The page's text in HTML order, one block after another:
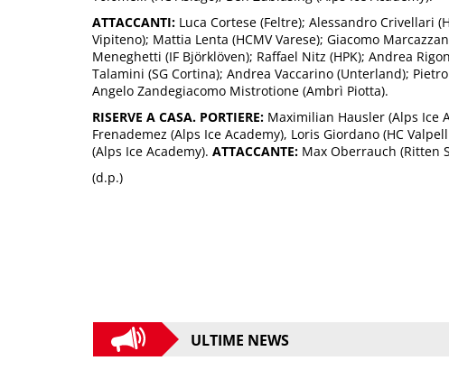
ATTACCANTI: Luca Cortese (Feltre); Alessandro Crivellari
Vipiteno); Mattia Lenta (HCMV Varese); Giacomo
Meneghetti (IF Björklöven); Raffael Nitz (HPK); Andrea
Talamini (SG Cortina); Andrea Vaccarino (Unterland);
Angelo Zandegiacomo Mistrotione (Ambrì Piotta).
RISERVE A CASA. PORTIERE: Maximilian Hausler (Alps Ice
Frenademez (Alps Ice Academy), Loris Giordano (HC
(Alps Ice Academy). ATTACCANTE: Max Oberrauch (Ritten
(d.p.)
ULTIME NEWS